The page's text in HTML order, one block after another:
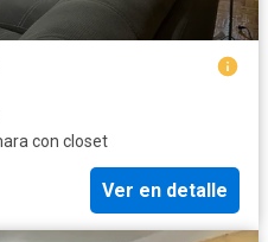
con closet
Ver en detalle